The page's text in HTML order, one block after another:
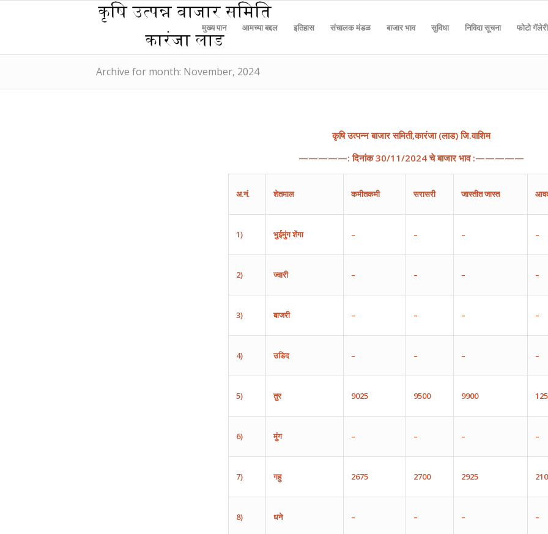
मुख्य पान आमच्या बद्दल इतिहास संचालक मंडळ बाजार भाव सुविधा निविदा सूचना फोटो गॅलेरी
Archive for month: November, 2024
कृषि उत्पन्न बाजार समिती,कारंजा(लाड)जि.वाशिम
—————:दिनांक30/11/2024 चे बाजार भाव:—————
अ.नं. शेतमाल कमीतकमी सरासरी जास्तीतजास्त
1) भुईमुंगशेंगा – – – –
2) ज्वारी – – – –
3) बाजरी – – – –
4) उडिद – – – –
5) तुर 9025 9500 9900 125
6) मुंग – – – –
7) गहु 2675 2700 2925 210
8) धने – – – –